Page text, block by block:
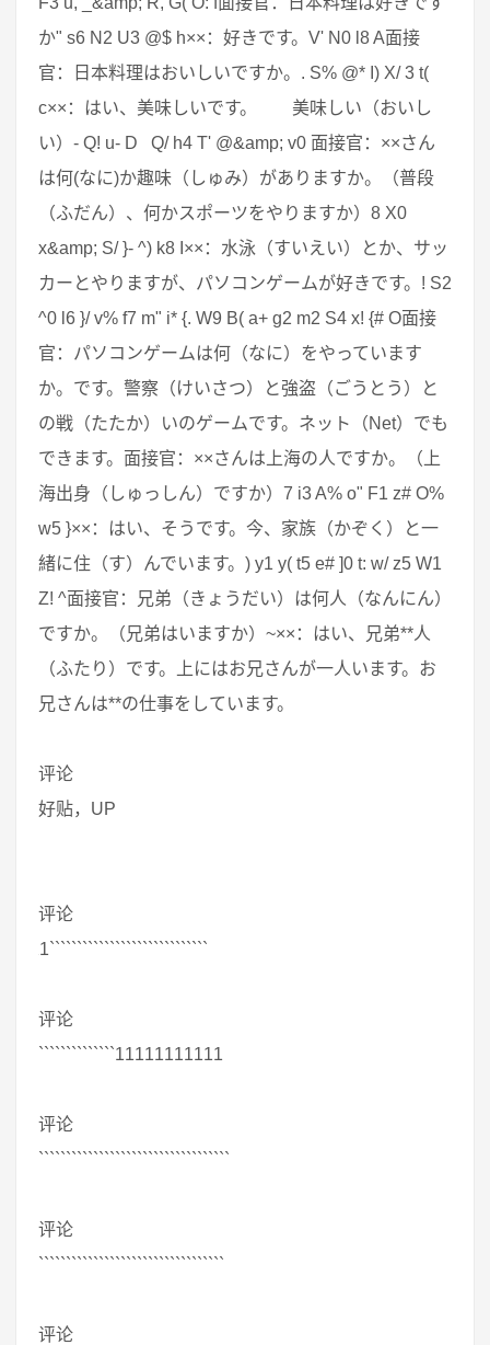
か" s6 N2 U3 @$ h××：好きです。V' N0 l8 A面接
官：日本料理はおいしいですか。. S% @* I) X/ 3 t(
c××：はい、美味しいです。 美味しい（おいし
い）- Q! u- D Q/ h4 T' @&amp; v0 面接官：××さん
は何(なに)か趣味（しゅみ）がありますか。（普段
（ふだん）、何かスポーツをやりますか）8 X0
x&amp; S/ }- ^) k8 I××：水泳（すいえい）とか、サッ
カーとやりますが、パソコンゲームが好きです。! S2
^0 l6 }/ v% f7 m" i* {. W9 B( a+ g2 m2 S4 x! {# O面接
官：パソコンゲームは何（なに）をやっています
か。です。警察（けいさつ）と強盗（ごうとう）と
の戦（たたか）いのゲームです。ネット（Net）でも
できます。面接官：××さんは上海の人ですか。（上
海出身（しゅっしん）ですか）7 i3 A% o" F1 z# O%
w5 }××：はい、そうです。今、家族（かぞく）と一
緒に住（す）んでいます。) y1 y( t5 e# ]0 t: w/ z5 W1
Z! ^面接官：兄弟（きょうだい）は何人（なんにん）
ですか。（兄弟はいますか）~××：はい、兄弟**人
（ふたり）です。上にはお兄さんが一人います。お
兄さんは**の仕事をしています。
评论
好贴，UP
评论
1`````````````````````````````
评论
``````````````11111111111
评论
```````````````````````````````````
评论
``````````````````````````````````
评论